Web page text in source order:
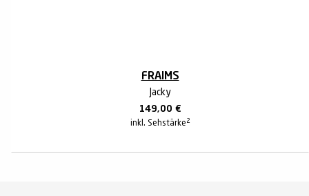
FRAIMS
Jacky
149,00 €
inkl. Sehstärke 2